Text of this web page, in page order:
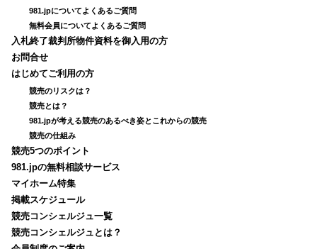
981.jpについてよくあるご質問
無料会員についてよくあるご質問
入札終了裁判所物件資料を御入用の方
お問合せ
はじめてご利用の方
競売のリスクは？
競売とは？
981.jpが考える競売のあるべき姿とこれからの競売
競売の仕組み
競売5つのポイント
981.jpの無料相談サービス
マイホーム特集
掲載スケジュール
競売コンシェルジュ一覧
競売コンシェルジュとは？